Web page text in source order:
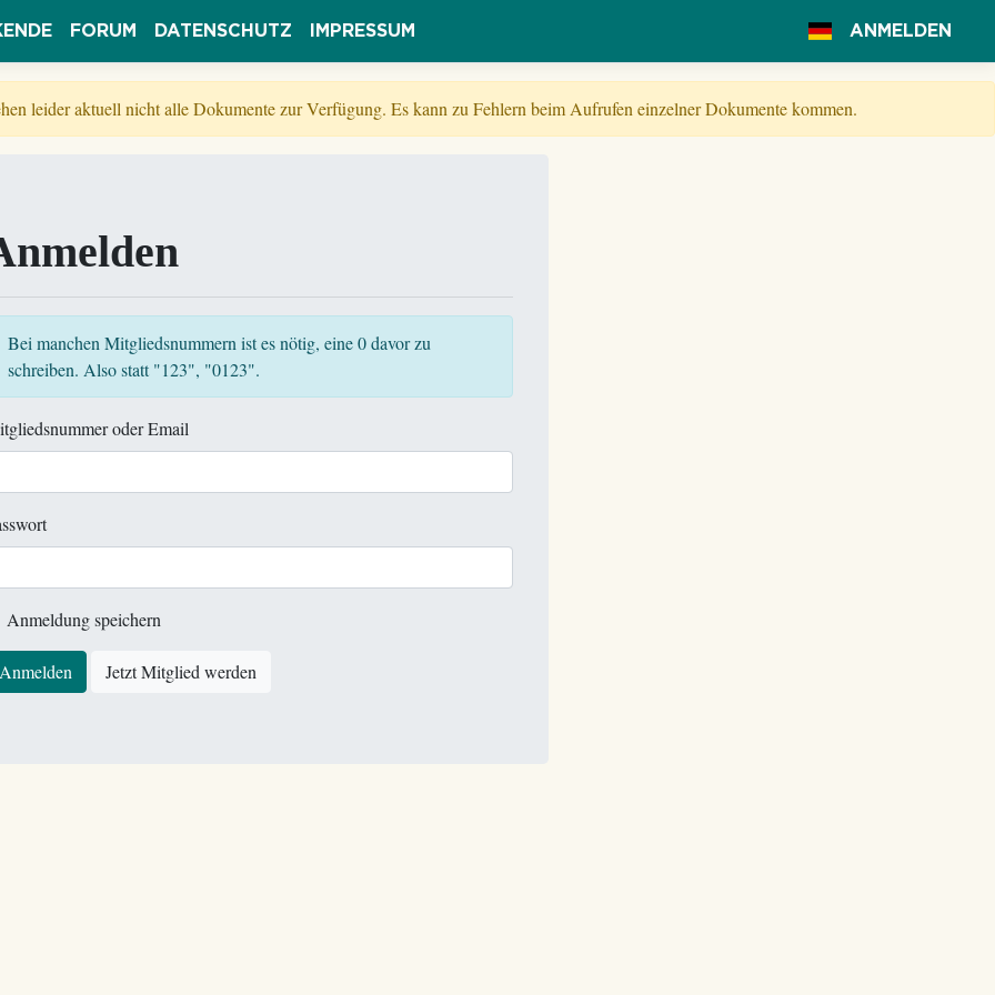
FORUM DATENSCHUTZ IMPRESSUM ANMELDEN
leider aktuell nicht alle Dokumente zur Verfügung. Es kann zu Fehlern beim Aufrufen einzelner Dokumente kommen.
Bei manchen Mitgliedsnummern ist es nötig, eine 0 davor zu
schreiben. Also statt "123", "0123".
oder Email
Anmeldung speichern
Anmelden Jetzt Mitglied werden